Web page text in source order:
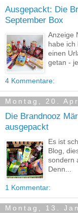
Ausgepackt: Die
September Box
Anzeige
habe ich
einen
getan -
4 Kommentare:
Montag, 20.
Die Brandnooz
ausgepackt
Es ist
Blog,
sondern
Denn...
1 Kommentar:
Montag, 13.